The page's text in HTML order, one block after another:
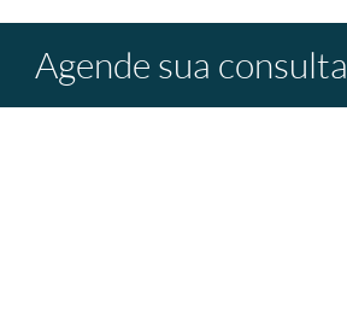
Agende sua consulta